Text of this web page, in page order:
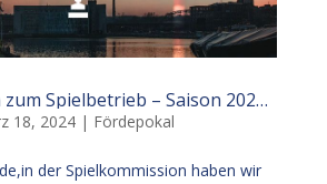
Informationen zum Spielbetrieb – Saison 2023/24
18, 2024| Fördepokal
der Spielkommission haben wir